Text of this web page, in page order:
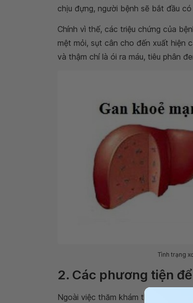
chịu đựng, người bệnh sẽ bắt đầu
Chính vì thế, các triệu chứng của
mệt mỏi, sụt cân cho đến xuất hiện
và thậm chí là ói ra máu, tiêu phân
Tình trạng
2. Các phương tiện
Ngoài việc thăm khám thực thể các